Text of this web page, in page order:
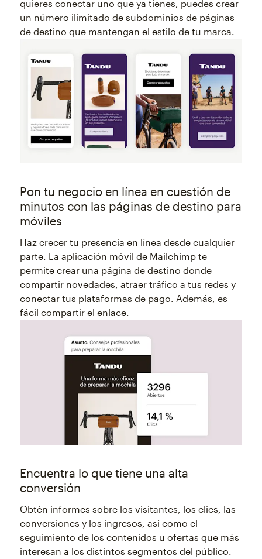
quieres conectar uno que ya tienes, puedes crear
un número ilimitado de subdominios de páginas
de destino que mantengan el estilo de tu marca.
Pon tu negocio en línea en cuestión de
minutos con las páginas de destino para
móviles
Haz crecer tu presencia en línea desde cualquier
parte. La aplicación móvil de Mailchimp te
permite crear una página de destino donde
compartir novedades, atraer tráfico a tus redes y
conectar tus plataformas de pago. Además, es
fácil compartir el enlace.
Encuentra lo que tiene una alta
conversión
Obtén informes sobre los visitantes, los clics, las
conversiones y los ingresos, así como el
seguimiento de los contenidos u ofertas que más
interesan a los distintos segmentos del público.